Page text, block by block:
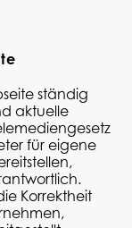
ständig
aktuelle
für eigene
Korrektheit